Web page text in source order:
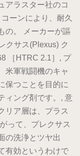
アラスター社のコ
ーンにより、耐久
の。 メーカーが謳
クサス(Plexus) ク
［HTRC 2.1］, プ
米軍戦闘機のキャ
保つことを目的に
ィング剤です。, 意
リア層は、プラス
って、プレクサス
の洗浄とツヤ出
有効というわけで